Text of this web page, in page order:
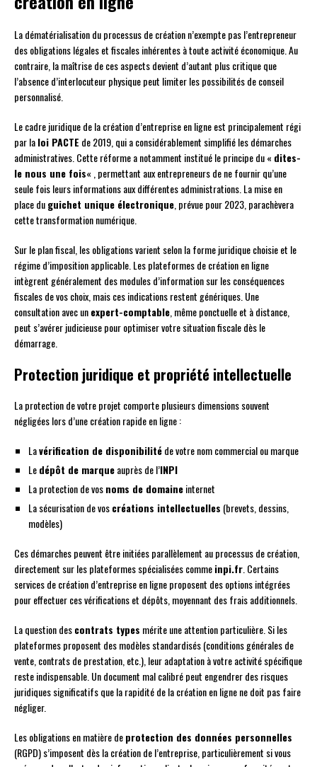
La dématérialisation du processus de création n’exempte pas l’entrepreneur
des obligations légales et fiscales inhérentes à toute activité économique. Au
contraire, la maîtrise de ces aspects devient d’autant plus critique que
l’absence d’interlocuteur physique peut limiter les possibilités de conseil
personnalisé.
Le cadre juridique de la création d’entreprise en ligne est principalement régi
par laloi PACTE de 2019, qui a considérablement simplifié les démarches
administratives. Cette réforme a notamment institué le principe du « dites-
le nous une fois« , permettant aux entrepreneurs de ne fournir qu’une
seule fois leurs informations aux différentes administrations. La mise en
place duguichet unique électronique , prévue pour 2023, parachèvera
cette transformation numérique.
Sur le plan fiscal, les obligations varient selon la forme juridique choisie et le
régime d’imposition applicable. Les plateformes de création en ligne
intègrent généralement des modules d’information sur les conséquences
fiscales de vos choix, mais ces indications restent génériques. Une
consultation avec unexpert-comptable , même ponctuelle et à distance,
peut s’avérer judicieuse pour optimiser votre situation fiscale dès le
démarrage.
Protection juridique et propriété intellectuelle
La protection de votre projet comporte plusieurs dimensions souvent
négligées lors d’une création rapide en ligne :
Lavérification de disponibilitéde votre nom commercial ou marque
Ledépôt de marqueauprès de l’INPI
La protection de vosnoms de domaineinternet
La sécurisation de voscréations intellectuelles (brevets, dessins,
modèles)
Ces démarches peuvent être initiées parallèlement au processus de création,
directement sur les plateformes spécialisées commeinpi.fr . Certains
services de création d’entreprise en ligne proposent des options intégrées
pour effectuer ces vérifications et dépôts, moyennant des frais additionnels.
La question descontrats types mérite une attention particulière. Si les
plateformes proposent des modèles standardisés (conditions générales de
vente, contrats de prestation, etc.), leur adaptation à votre activité spécifique
reste indispensable. Un document mal calibré peut engendrer des risques
juridiques significatifs que la rapidité de la création en ligne ne doit pas faire
négliger.
Les obligations en matière deprotection des données personnelles
(RGPD) s’imposent dès la création de l’entreprise, particulièrement si vous